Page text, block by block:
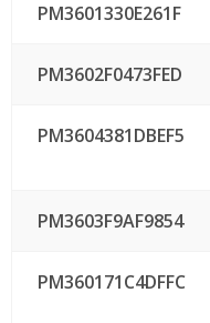
PM3601330E261F
PM3602F0473FED
PM3604381DBEF5
PM3603F9AF9854
PM360171C4DFFC